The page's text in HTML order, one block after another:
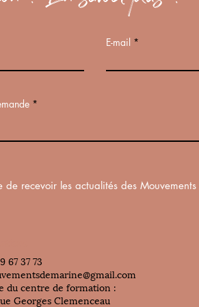
E-mail
de recevoir les actualités des
67 37 73
du centre de formation :
Georges Clemenceau